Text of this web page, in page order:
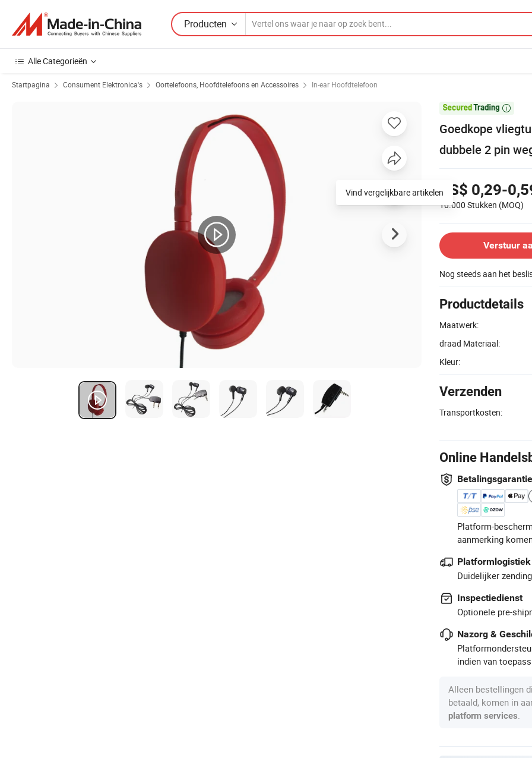
Producten
Alle Categorieën
Startpagina Consument Elektronica's Oortelefoons, Hoofdtelefoons en Accessoires In-ear Hoofdtelefoon

Goedkope
dubbele 2 pin
US$ 0,29-
10.000 Stukken (MOQ)
Verstuur
Nog steeds aan het
Productdetails
Maatwerk:
draad Materiaal:
Kleur:
Verzenden
Transportkosten:
Online
Betalingsgarantie
Platform-
aanmerking
Platformlogistiek
Duidelijker
Inspectiedienst
Optionele pre-
Nazorg &
indien van
Alleen bestellingen
betaald, komen in
platform services